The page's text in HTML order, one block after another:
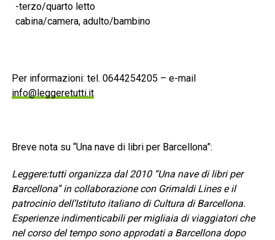
-terzo/quarto letto
cabina/camera, adulto/bambino
Per informazioni: tel. 0644254205 – e-mail
info@leggeretutti.it
Breve nota su “Una nave di libri per Barcellona”:
Leggere:tutti organizza dal 2010 “Una nave di libri per
Barcellona” in collaborazione con Grimaldi Lines e il
patrocinio dell’Istituto italiano di Cultura di Barcellona.
Esperienze indimenticabili per migliaia di viaggiatori che
nel corso del tempo sono approdati a Barcellona dopo